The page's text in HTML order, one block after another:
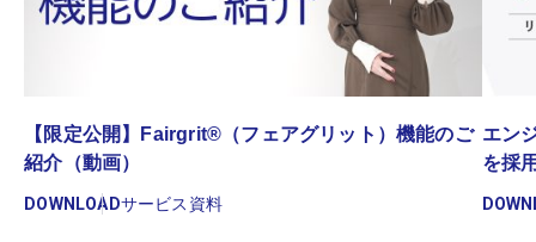
【限定公開】Fairgrit®（フェアグリット）機能のご
紹介（動画）
DOWNLOADサービス資料
エン
を採